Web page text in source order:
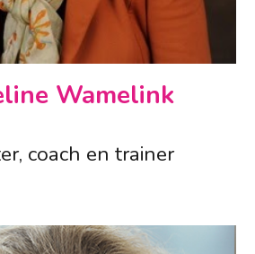
Wamelink
coach en trainer